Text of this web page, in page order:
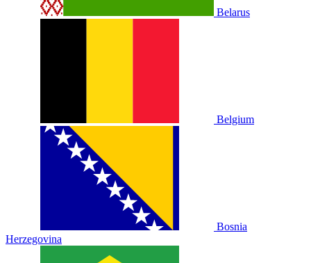
Belarus
Belgium
Bosnia
Herzegovina